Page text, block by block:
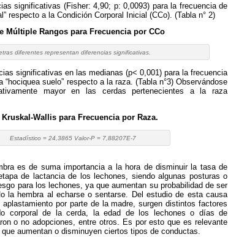
significativas (Fisher: 4,90; p: 0,0093) para la frecuencia de
respecto a la Condición Corporal Inicial (CCo). (Tabla n° 2)
Múltiple Rangos para Frecuencia por CCo
diferentes representan diferencias significativas.
significativas en las medianas (p< 0,001) para la frecuencia
“hociquea suelo” respecto a la raza. (Tabla n°3) Observándose
mayor en las cerdas pertenecientes a la raza
Kruskal-Wallis para Frecuencia por Raza.
Estadístico = 24,3865 Valor-P = 7,88207E-7
es de suma importancia a la hora de disminuir la tasa de
de lactancia de los lechones, siendo algunas posturas o
para los lechones, ya que aumentan su probabilidad de ser
la hembra al echarse o sentarse. Del estudio de esta causa
por parte de la madre, surgen distintos factores
corporal de la cerda, la edad de los lechones o días de
o no adopciones, entre otros. Es por esto que es relevante
aumentan o disminuyen ciertos tipos de conductas.